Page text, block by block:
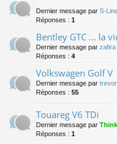
Dernier message par S-
Réponses : 1
Bentley GTC ... la
Dernier message par zafira
Réponses : 4
Volkswagen Golf V
Dernier message par
Réponses : 55
Touareg V6 TDi
Dernier message par
Réponses : 1